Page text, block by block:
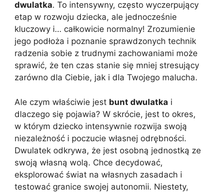
dwulatka. To intensywny, często wyczerpujący
etap w rozwoju dziecka, ale jednocześnie
kluczowy i… całkowicie normalny! Zrozumienie
jego podłoża i poznanie sprawdzonych technik
radzenia sobie z trudnymi zachowaniami może
sprawić, że ten czas stanie się mniej stresujący
zarówno dla Ciebie, jak i dla Twojego malucha.
Ale czym właściwie jest bunt dwulatka i
dlaczego się pojawia? W skrócie, jest to okres,
w którym dziecko intensywnie rozwija swoją
niezależność i poczucie własnej odrębności.
Dwulatek odkrywa, że jest osobną jednostką ze
swoją własną wolą. Chce decydować,
eksplorować świat na własnych zasadach i
testować granice swojej autonomii. Niestety,